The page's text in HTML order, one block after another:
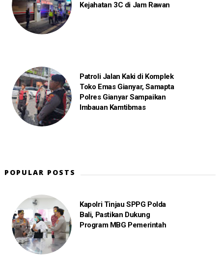
Kejahatan 3C di Jam Rawan
Patroli Jalan Kaki di Komplek
Toko Emas Gianyar, Samapta
Polres Gianyar Sampaikan
Imbauan Kamtibmas
POPULAR POSTS
Kapolri Tinjau SPPG Polda
Bali, Pastikan Dukung
Program MBG Pemerintah